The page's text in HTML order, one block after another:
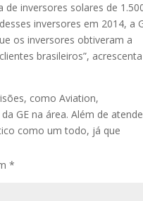
inversores solares de
inversores em 2014, a
os inversores obtiveram a
brasileiros”, acrescenta
como Aviation,
GE na área. Além de
como um todo, já que
*